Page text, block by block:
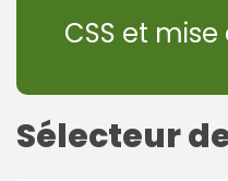
CSS et
Sélecteur